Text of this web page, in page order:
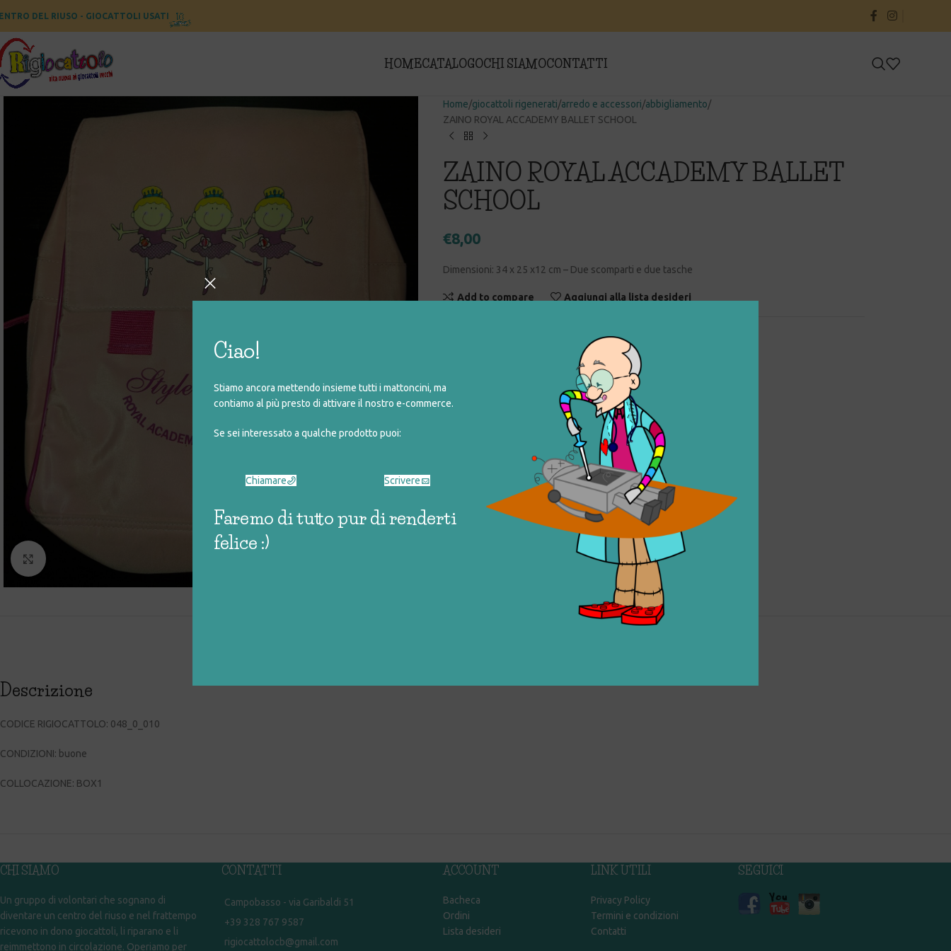
Ciao!
Stiamo ancora mettendo insieme tutti i mattoncini, ma
contiamo al più presto di attivare il nostro e-commerce.
Se sei interessato a qualche prodotto puoi:
Chiamare Scrivere
Faremo di tutto pur di renderti
felice :)
DEL RIUSO - GIOCATTOLI USATI
HOMECATALOGOCHI SIAMOCONTATTI
Click to enlarge
Home giocattoli rigenerati arredo e accessori abbigliamento
ZAINO ROYAL ACCADEMY BALLET SCHOOL
ZAINO ROYAL ACCADEMY BALLET
SCHOOL
€8,00
Dimensioni: 34 x 25 x12 cm – Due scomparti e due tasche
Add to compare Aggiungi alla lista desideri
arredo e accessori
Share:
Descrizione
CODICE RIGIOCATTOLO: 048_0_010
CONDIZIONI: buone
COLLOCAZIONE: BOX1
CHI SIAMO
Un gruppo di volontari che sognano di
diventare un centro del riuso e nel frattempo
ricevono in dono giocattoli, li riparano e li
reimmettono in circolazione. Operiamo per
CONTATTI
Campobasso - via Garibaldi 51
+39 328 767 9587
rigiocattolocb@gmail.com
ACCOUNT
Bacheca
Ordini
Lista desideri
LINK UTILI
Privacy Policy
Termini e condizioni
Contatti
SEGUICI